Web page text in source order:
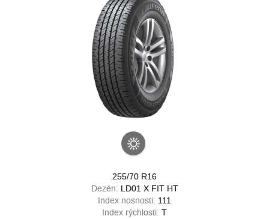
255/70 R16
Dezén: LD01 X FIT HT
Index nosnosti: 111
Index rýchlosti: T